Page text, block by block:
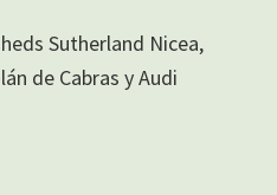
Sutherland Nicea,
de Cabras y Audi